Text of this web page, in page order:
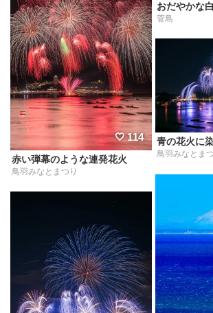
おだやかな
菅島
114
赤い弾幕のような連発花火
鳥羽みなとまつり
青の花火に
鳥羽みなとま